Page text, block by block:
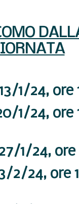
1/24, ore
1/24, ore
1/24, ore
2/24, ore